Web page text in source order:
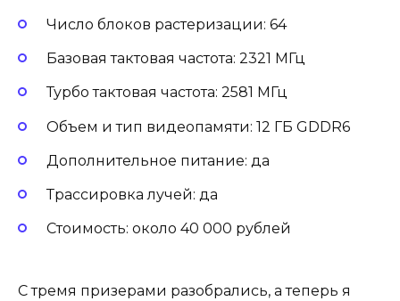
Число блоков растеризации: 64
Базовая тактовая частота: 2321 МГц
Турбо тактовая частота: 2581 МГц
Объем и тип видеопамяти: 12 ГБ GDDR6
Дополнительное питание: да
Трассировка лучей: да
Стоимость: около 40 000 рублей
С тремя призерами разобрались, а теперь я